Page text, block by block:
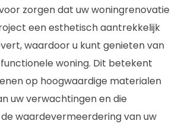
zorgen dat uw woningrenovatie
een esthetisch aantrekkelijk
waardoor u kunt genieten van
woning. Dit betekent
op hoogwaardige materialen
uw verwachtingen en die
waardevermeerdering van uw